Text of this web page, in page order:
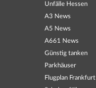
Unfälle Hessen
A3 News
A5 News
A661 News
Günstig tanken
Parkhäuser
Flugplan Frankfurt